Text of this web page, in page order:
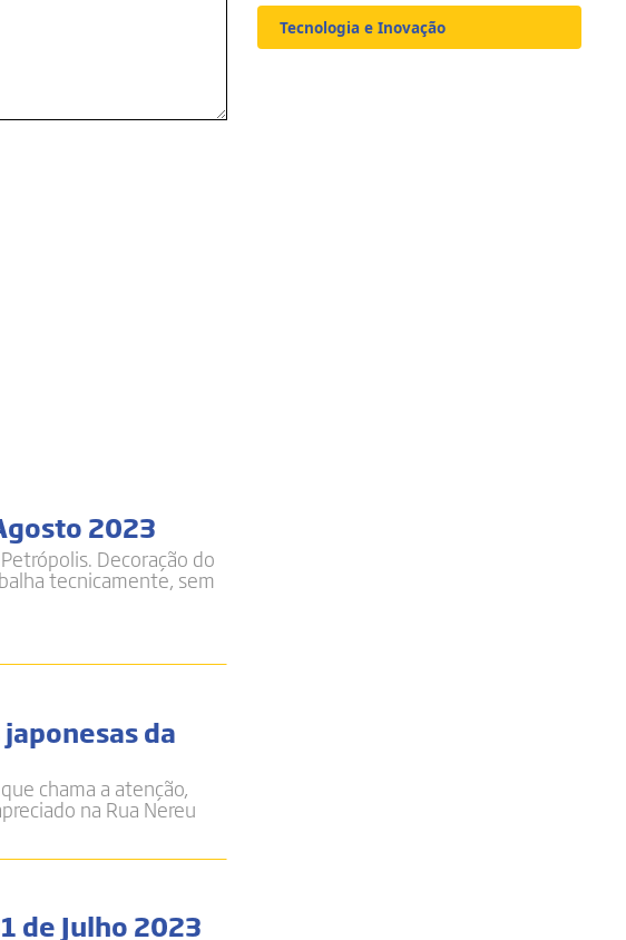
2023
Decoração do
tecnicamente, sem
da
chama a atenção,
na Rua Nereu
de Julho 2023
Tecnologia e Inovação